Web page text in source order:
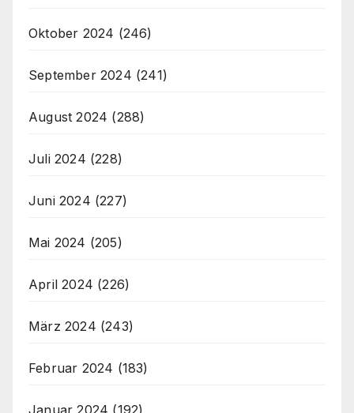
Oktober 2024 (246)
September 2024 (241)
August 2024 (288)
Juli 2024 (228)
Juni 2024 (227)
Mai 2024 (205)
April 2024 (226)
März 2024 (243)
Februar 2024 (183)
Januar 2024 (192)